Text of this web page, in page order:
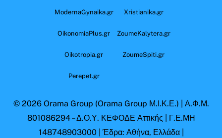
ModernaGynaika.gr Xristianika.gr
OikonomiaPlus.gr ZoumeKalytera.gr
Oikotropia.gr ZoumeSpiti.gr
Perepet.gr
© 2026 Orama Group (Orama Group Μ.Ι.Κ.Ε.) | Α.Φ.Μ.
801086294 – Δ.Ο.Υ. ΚΕΦΟΔΕ Αττικής | Γ.Ε.ΜΗ
148748903000 | Έδρα: Αθήνα, Ελλάδα |